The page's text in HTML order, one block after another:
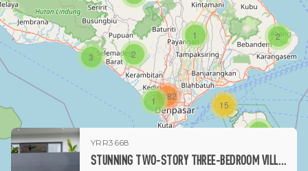
1
1
3 2
15
3182
1
2
YRR3668
STUNNING TWO-STORY THREE-BEDROOM VILLA WITH PRIVATE POOL IN TUMBAK BAYUH